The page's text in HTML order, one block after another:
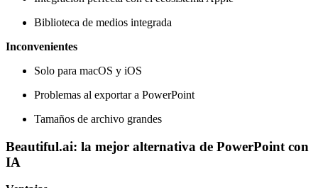
Biblioteca de medios integrada
Inconvenientes
Solo para macOS y iOS
Problemas al exportar a PowerPoint
Tamaños de archivo grandes
Beautiful.ai: la mejor alternativa de PowerPoint con
IA